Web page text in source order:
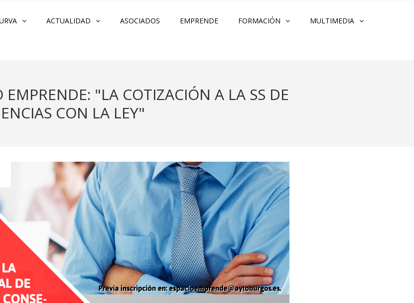
ACTUALIDAD ASOCIADOS EMPRENDE FORMACIÓN MULTIMEDIA
EMPRENDE: "LA COTIZACIÓN A LA SS DE
CON LA LEY"